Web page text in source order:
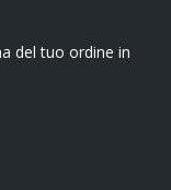
del tuo ordine in